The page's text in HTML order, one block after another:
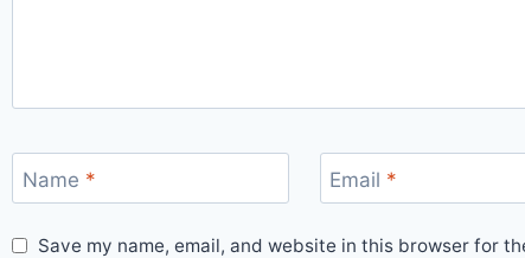
Name * Email *
Save my name, email, and website in this browser for